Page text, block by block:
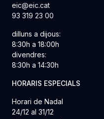
eic@eic.cat
93 319 23 00
dilluns a dijous:
8:30h a 18:00h
divendres:
8:30h a 14:30h
HORARIS ESPECIALS
Horari de Nadal
24/12 al 31/12